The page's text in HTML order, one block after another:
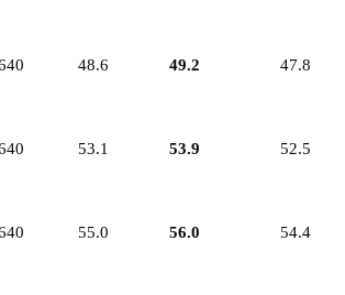
48.6 49.2 47.8
53.1 53.9 52.5
55.0 56.0 54.4